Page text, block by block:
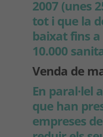
2007 (unes
tot i que la
baixat fins
10.000
Venda de
En paral·lel
que han
empreses